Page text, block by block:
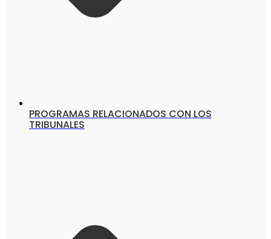
PROGRAMAS RELACIONADOS CON LOS
TRIBUNALES